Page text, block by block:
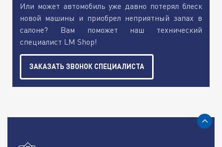
Или может автомобиль уже давно потерял блеск
новой машины и приобрел неприятный запах в
салоне? Вам поможет наш технический
специалист LM Shop!
ЗАКАЗАТЬ ЗВОНОК СПЕЦИАЛИСТА